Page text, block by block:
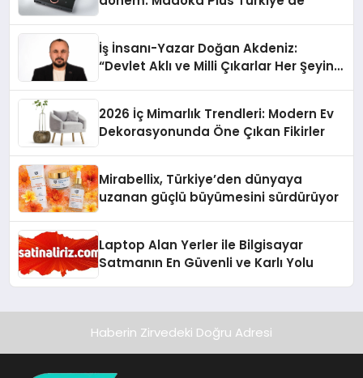
İş İnsanı-Yazar Doğan Akdeniz:
“Devlet Aklı ve Milli Çıkarlar Her Şeyin
2026 İç Mimarlık Trendleri: Modern Ev
Dekorasyonunda Öne Çıkan Fikirler
Mirabellix, Türkiye’den dünyaya
uzanan güçlü büyümesini sürdürüyor
Laptop Alan Yerler ile Bilgisayar
Satmanın En Güvenli ve Karlı Yolu
Haberin Zirvedeki Doğru Adresi